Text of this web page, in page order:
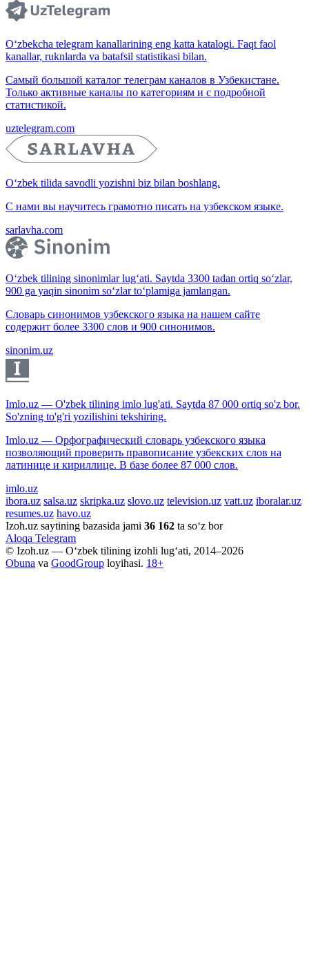
O‘zbekcha telegram kanallarining eng katta katalogi. Faqt faol
kanallar, ruknlarda va batafsil statistikasi bilan.
Самый большой каталог телеграм каналов в Узбекистане.
Только активные каналы по категориям и с подробной
статистикой.
uztelegram.com
O‘zbek tilida savodli yozishni biz bilan boshlang.
С нами вы научитесь грамотно писать на узбекском языке.
sarlavha.com
O‘zbek tilining sinonimlar lug‘ati. Saytda 3300 tadan ortiq so‘zlar,
900 ga yaqin sinonim so‘zlar to‘plamiga jamlangan.
Словарь синонимов узбекского языка на нашем сайте
содержит более 3300 слов и 900 синонимов.
sinonim.uz
Imlo.uz — O'zbek tilining imlo lug'ati. Saytda 87 000 ortiq so'z bor.
So'zning to'g'ri yozilishini tekshiring.
Imlo.uz — Орфографический словарь узбекского языка
позволяющий проверить правописание узбекских слов на
латинице и кириллице. В базе более 87 000 слов.
imlo.uz
ibora.uz salsa.uz skripka.uz slovo.uz television.uz vatt.uz iboralar.uz
resumes.uz havo.uz
Izoh.uz saytining bazasida jami 36 162 ta so‘z bor
Aloqa Telegram
© Izoh.uz — O‘zbek tilining izohli lug‘ati, 2014–2026
Obuna va GoodGroup loyihasi. 18+